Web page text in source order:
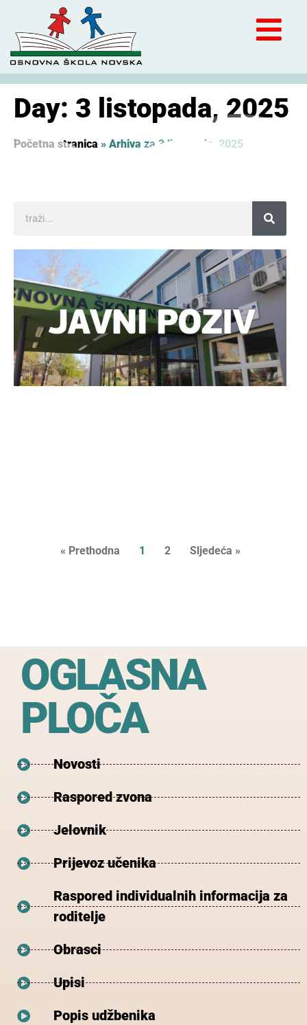
Day: 3 listopada, 2025
Početna stranica » Arhiva za 3 listopada, 2025
« Prethodna 1 2 Sljedeća »
OGLASNA
PLOČA
Novosti
Raspored zvona
Jelovnik
Prijevoz učenika
Raspored individualnih informacija za
roditelje
Obrasci
Upisi
Popis udžbenika